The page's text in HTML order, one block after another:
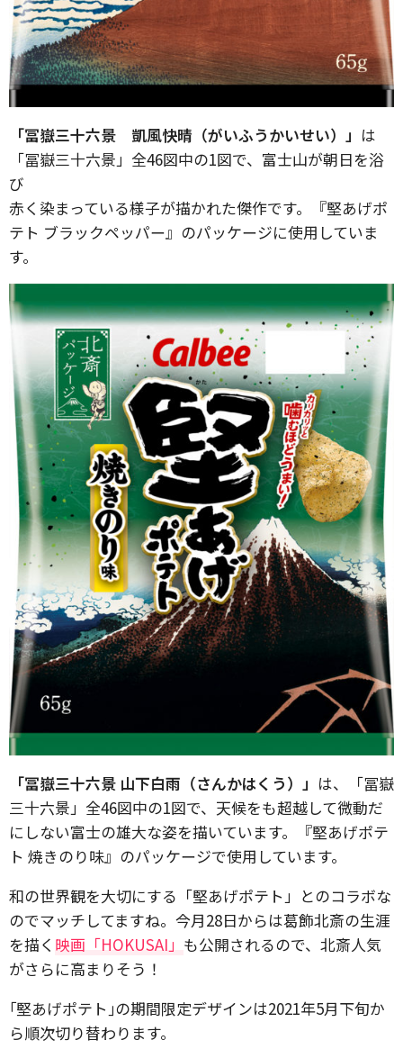
「冨嶽三十六景 凱風快晴（がいふうかいせい）」 は
「冨嶽三十六景」全46図中の1図で、富士山が朝日を浴
び
赤く染まっている様子が描かれた傑作です。『堅あげポ
テト ブラックペッパー』のパッケージに使用していま
す。
「冨嶽三十六景 山下白雨（さんかはくう）」 は、「冨嶽
三十六景」全46図中の1図で、天候をも超越して微動だ
にしない富士の雄大な姿を描いています。『堅あげポテ
ト 焼きのり味』のパッケージで使用しています。
和の世界観を大切にする「堅あげポテト」とのコラボな
のでマッチしてますね。今月28日からは葛飾北斎の生涯
を描く 映画「HOKUSAI」 も公開されるので、北斎人気
がさらに高まりそう！
｢堅あげポテト｣の期間限定デザインは2021年5月下旬か
ら順次切り替わります。